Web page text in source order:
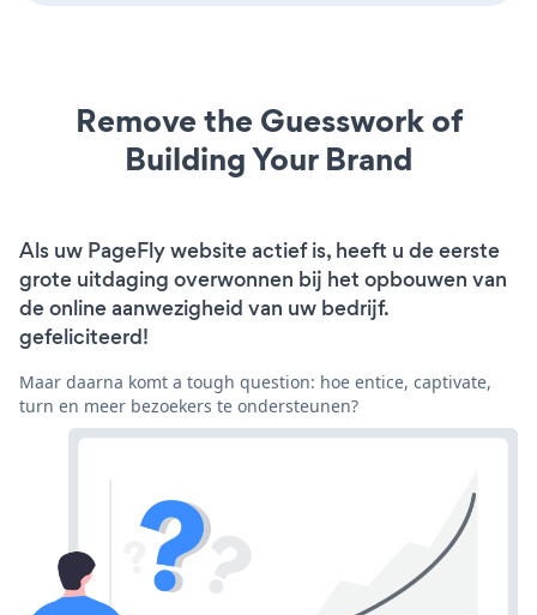
Remove the Guesswork of
Building Your Brand
Als uw PageFly website actief is, heeft u de eerste
grote uitdaging overwonnen bij het opbouwen van
de online aanwezigheid van uw bedrijf.
gefeliciteerd!
Maar daarna komt a tough question: hoe entice, captivate,
turn en meer bezoekers te ondersteunen?